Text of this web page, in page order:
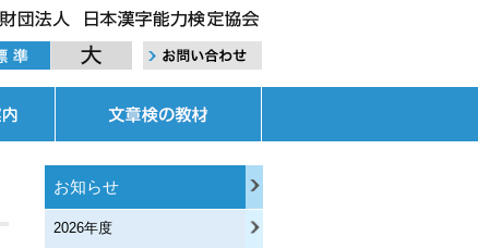
お知らせ
2026年度